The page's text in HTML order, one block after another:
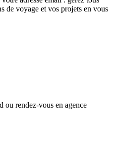
de voyage et vos projets en vous
ou rendez-vous en agence